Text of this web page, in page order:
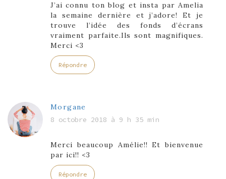
J’ai connu ton blog et insta par Amelia
la semaine dernière et j’adore! Et je
trouve l’idée des fonds d’écrans
vraiment parfaite.Ils sont magnifiques.
Merci <3
Répondre
Morgane
8 octobre 2018 à 9 h 35 min
Merci beaucoup Amélie!! Et bienvenue
par ici!! <3
Répondre